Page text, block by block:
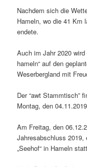
Nachdem sich die
Hameln, wo die 41 Km
endete.
Auch im Jahr 2020
hameln“ auf den
Weserbergland mit
Der “awt Stammtisch”
Montag, den
Am Freitag, den
Jahresabschluss 2019,
„Seehof“ in Hameln